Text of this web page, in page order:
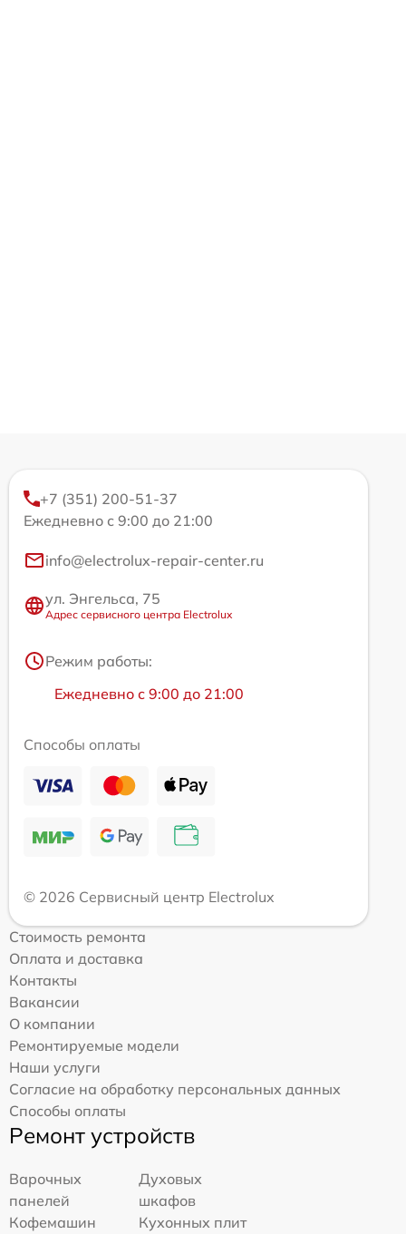
+7 (351) 200-51-37
Ежедневно с 9:00 до 21:00
info@electrolux-repair-center.ru
ул. Энгельса, 75
Адрес сервисного центра Electrolux
Режим работы:
Ежедневно с 9:00 до 21:00
Способы оплаты
© 2026 Сервисный центр Electrolux
Стоимость ремонта
Оплата и доставка
Контакты
Вакансии
О компании
Ремонтируемые модели
Наши услуги
Согласие на обработку персональных данных
Способы оплаты
Ремонт устройств
Варочных
панелей
Духовых
шкафов
Кофемашин
Кухонных плит